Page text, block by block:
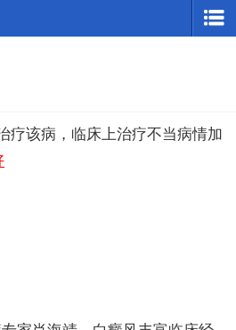
疗该病，临床上治疗不当病情加